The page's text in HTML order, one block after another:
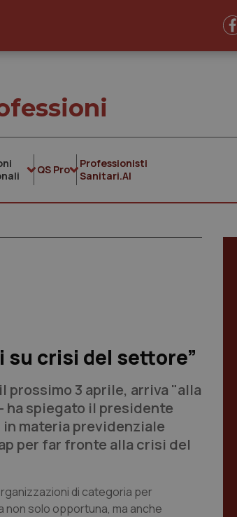
QS Pro
Professionisti
Sanitari.AI
crisi del settore”
prossimo 3 aprile, arriva "alla
spiegato il presidente
materia previdenziale
per far fronte alla crisi del
di categoria per
non solo opportuna, ma anche